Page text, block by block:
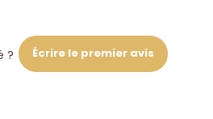
? Écrire le premier avis